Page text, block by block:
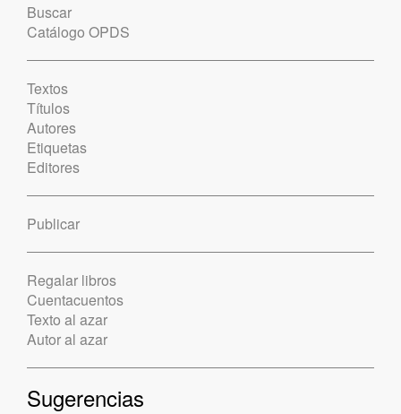
Buscar
Catálogo OPDS
Textos
Títulos
Autores
Etiquetas
Editores
Publicar
Regalar libros
Cuentacuentos
Texto al azar
Autor al azar
Sugerencias